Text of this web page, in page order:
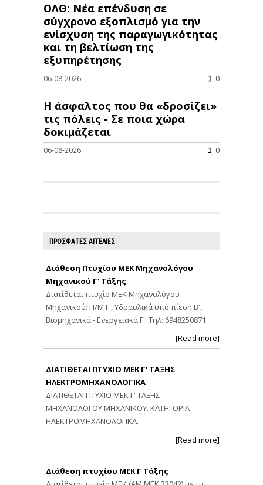
ΟΛΘ: Νέα επένδυση σε
σύγχρονο εξοπλισμό για την
ενίσχυση της παραγωγικότητας
και τη βελτίωση της
εξυπηρέτησης
06-08-2026 0
Η άσφαλτος που θα «δροσίζει»
τις πόλεις - Σε ποια χώρα
δοκιμάζεται
06-08-2026 0
ΠΡΟΣΦΑΤΕΣ ΑΓΓΕΛΙΕΣ
Διάθεση Πτυχίου ΜΕΚ Μηχανολόγου
Μηχανικού Γ' Τάξης
Διατίθεται πτυχίο ΜΕΚ Μηχανολόγου
Μηχανικού: Η/Μ Γ', Υδραυλικά υπό πίεση Β',
Βιομηχανικά - Ενεργειακά Γ'. Τηλ: 6948250871
[Read more]
ΔΙΑΤΙΘΕΤΑΙ ΠΤΥΧΙΟ ΜΕΚ Γ' ΤΑΞΗΣ
ΗΛΕΚΤΡΟΜΗΧΑΝΟΛΟΓΙΚΑ
ΔΙΑΤΙΘΕΤΑΙ ΠΤΥΧΙΟ ΜΕΚ Γ' ΤΑΞΗΣ
ΜΗΧΑΝΟΛΟΓΟΥ ΜΗΧΑΝΙΚΟΥ. ΚΑΤΗΓΟΡΙΑ
ΗΛΕΚΤΡΟΜΗΧΑΝΟΛΟΓΙΚΑ.
[Read more]
Διάθεση πτυχίου ΜΕΚ Γ Τάξης